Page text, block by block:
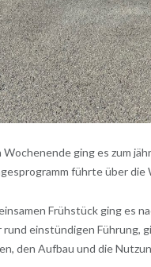
Wochenende ging es zum
führte über die
Frühstück ging es
rund einstündigen Führung,
den Aufbau und die